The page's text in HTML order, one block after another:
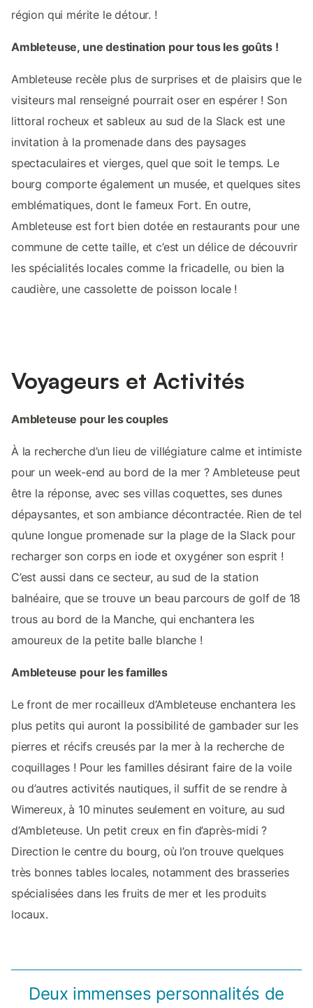
région qui mérite le détour. !
Ambleteuse, une destination pour tous les goûts !
Ambleteuse recèle plus de surprises et de plaisirs que le
visiteurs mal renseigné pourrait oser en espérer ! Son
littoral rocheux et sableux au sud de la Slack est une
invitation à la promenade dans des paysages
spectaculaires et vierges, quel que soit le temps. Le
bourg comporte également un musée, et quelques sites
emblématiques, dont le fameux Fort. En outre,
Ambleteuse est fort bien dotée en restaurants pour une
commune de cette taille, et c’est un délice de découvrir
les spécialités locales comme la fricadelle, ou bien la
caudière, une cassolette de poisson locale !
Voyageurs et Activités
Ambleteuse pour les couples
À la recherche d’un lieu de villégiature calme et intimiste
pour un week-end au bord de la mer ? Ambleteuse peut
être la réponse, avec ses villas coquettes, ses dunes
dépaysantes, et son ambiance décontractée. Rien de tel
qu’une longue promenade sur la plage de la Slack pour
recharger son corps en iode et oxygéner son esprit !
C’est aussi dans ce secteur, au sud de la station
balnéaire, que se trouve un beau parcours de golf de 18
trous au bord de la Manche, qui enchantera les
amoureux de la petite balle blanche !
Ambleteuse pour les familles
Le front de mer rocailleux d’Ambleteuse enchantera les
plus petits qui auront la possibilité de gambader sur les
pierres et récifs creusés par la mer à la recherche de
coquillages ! Pour les familles désirant faire de la voile
ou d’autres activités nautiques, il suffit de se rendre à
Wimereux, à 10 minutes seulement en voiture, au sud
d’Ambleteuse. Un petit creux en fin d’après-midi ?
Direction le centre du bourg, où l’on trouve quelques
très bonnes tables locales, notamment des brasseries
spécialisées dans les fruits de mer et les produits
locaux.
Deux immenses personnalités de